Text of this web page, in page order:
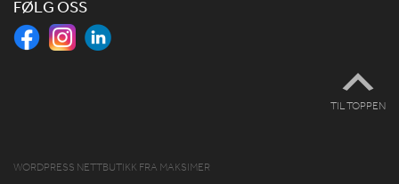
FØLG OSS
TIL TOPPEN
WORDPRESS NETTBUTIKK FRA MAKSIMER